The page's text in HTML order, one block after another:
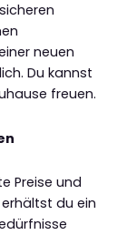
neuen
Du kannst
freuen.
Preise und
du ein